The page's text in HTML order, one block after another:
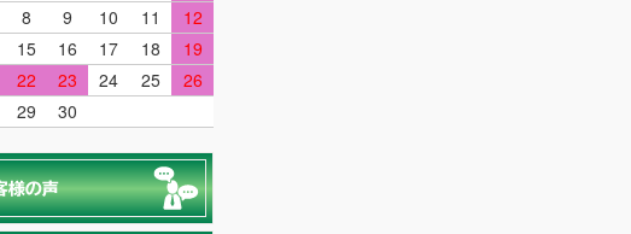
8 9 10 11
12
15 16 17 18
19
22 23 24 25
26
29 30